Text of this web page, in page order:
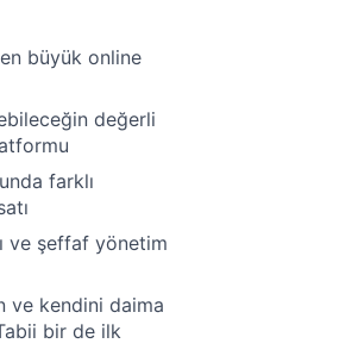
büyük online
değerli
farklı
ve şeffaf yönetim
ve kendini daima
bir de ilk